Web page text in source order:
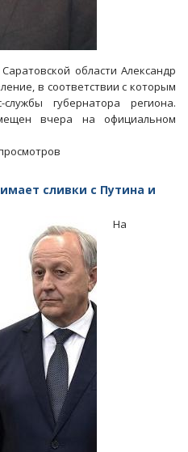
области Александр
в соответствии с которым
службы губернатора региона.
вчера на официальном
сливки с Путина и
На